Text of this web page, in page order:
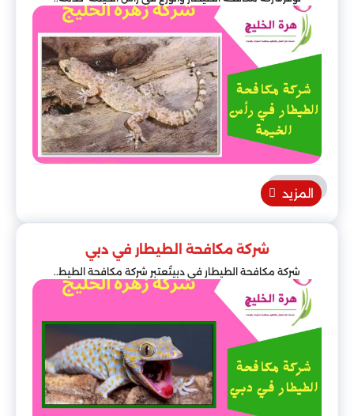
المزيد
شركة مكافحة الطيطار في دبي
شركة مكافحة الطيطار في دبيتُعتبر شركة مكافحة الطيط..